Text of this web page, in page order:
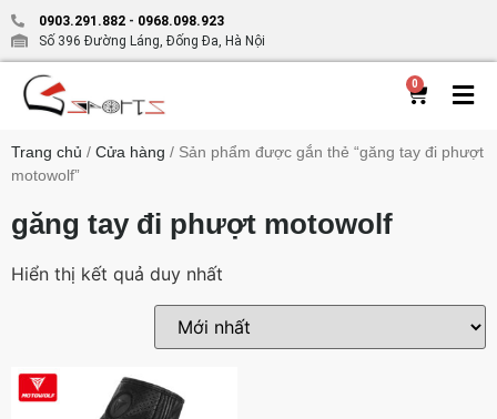
0903.291.882 - 0968.098.923
Số 396 Đường Láng, Đống Đa, Hà Nội
0
Trang chủ / Cửa hàng / Sản phẩm được gắn thẻ “găng tay đi phượt
motowolf”
găng tay đi phượt motowolf
Hiển thị kết quả duy nhất